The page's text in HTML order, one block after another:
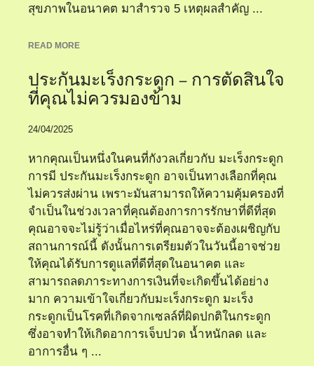
สุขภาพในอนาคต มาสำรวจ 5 เหตุผลสำคัญ ...
READ MORE
ประกันมะเร็งกระดูก – การตัดสินใจ
ที่คุณไม่ควรมองข้าม
24/04/2025
หากคุณเป็นหนึ่งในคนที่กังวลเกี่ยวกับ มะเร็งกระดูก
การมี ประกันมะเร็งกระดูก อาจเป็นทางเลือกที่คุณ
ไม่ควรส่งผ่าน เพราะมันสามารถให้ความคุ้มครองที่
จำเป็นในช่วงเวลาที่คุณต้องการการรักษาที่ดีที่สุด
คุณอาจจะไม่รู้ว่าเมื่อไหร่ที่คุณอาจจะต้องเผชิญกับ
สถานการณ์นี้ ดังนั้นการเตรียมตัวในวันนี้อาจช่วย
ให้คุณได้รับการดูแลที่ดีที่สุดในอนาคต และ
สามารถลดภาระทางการเงินที่จะเกิดขึ้นได้อย่าง
มาก ความเข้าใจเกี่ยวกับมะเร็งกระดูก มะเร็ง
กระดูกเป็นโรคที่เกิดจากเซลล์ที่ผิดปกติในกระดูก
ซึ่งอาจทำให้เกิดอาการเจ็บปวด น้ำหนักลด และ
อาการอื่น ๆ ...